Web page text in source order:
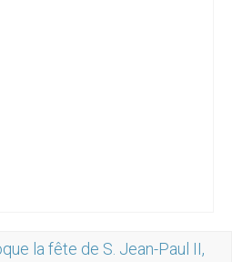
la fête de S. Jean-Paul II,